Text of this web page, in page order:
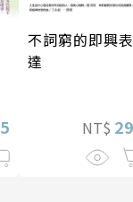
不詞窮的即興表
達
NT$